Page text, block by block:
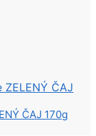
ČAJ 170g